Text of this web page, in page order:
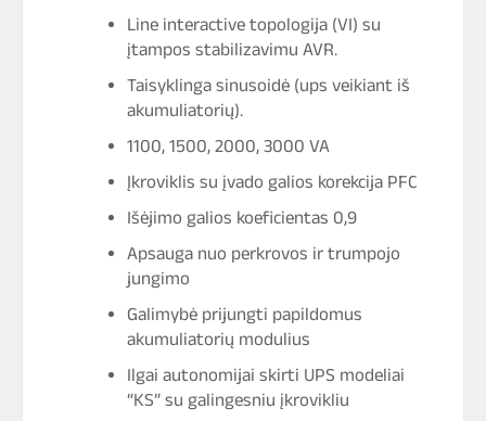
Line interactive topologija (VI) su
įtampos stabilizavimu AVR.
Taisyklinga sinusoidė (ups veikiant iš
akumuliatorių).
1100, 1500, 2000, 3000 VA
Įkroviklis su įvado galios korekcija PFC
Išėjimo galios koeficientas 0,9
Apsauga nuo perkrovos ir trumpojo
jungimo
Galimybė prijungti papildomus
akumuliatorių modulius
Ilgai autonomijai skirti UPS modeliai
“KS” su galingesniu įkrovikliu